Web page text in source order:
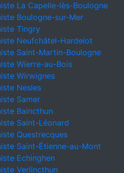
La Capelle-lès-Boulogne
Boulogne-sur-Mer
Tingry
Neufchâtel-Hardelot
Saint-Martin-Boulogne
Wierre-au-Bois
Wirwignes
Nesles
Samer
Baincthun
Saint-Léonard
Questrecques
Saint-Étienne-au-Mont
Echinghen
Verlincthun